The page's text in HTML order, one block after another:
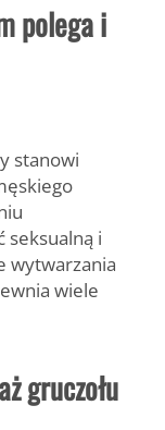
polega i
stanowi
seksualną i
wytwarzania
wiele
gruczołu